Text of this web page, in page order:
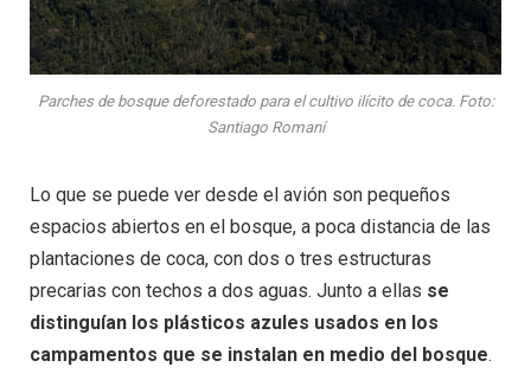
Parches de bosque deforestado para el cultivo ilícito de coca. Foto:
Santiago Romaní
Lo que se puede ver desde el avión son pequeños
espacios abiertos en el bosque, a poca distancia de las
plantaciones de coca, con dos o tres estructuras
precarias con techos a dos aguas. Junto a ellas se
distinguían los plásticos azules usados en los
campamentos que se instalan en medio del bosque.